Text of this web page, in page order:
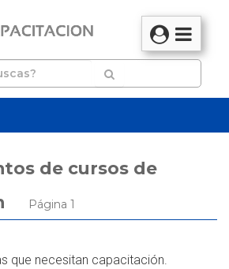
de cursos de
Página 1
que necesitan capacitación.